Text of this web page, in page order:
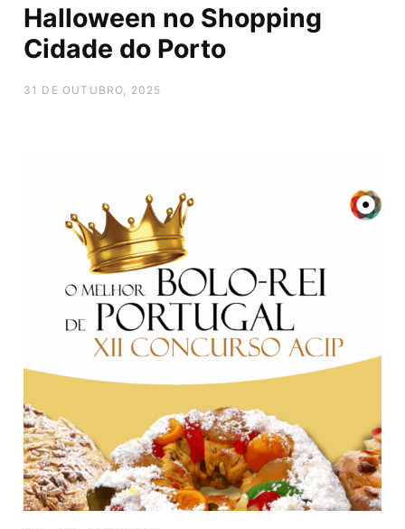
Halloween no Shopping
Cidade do Porto
31 DE OUTUBRO, 2025